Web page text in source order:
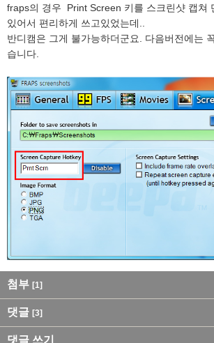
fraps의 경우 Print Screen 키를 스크린샷 캡쳐
있어서 편리하게 쓰고있었는데..
반디캠은 그게 불가능하더군요. 다음버전에는
습니다.
첨부 [1]
댓글 [3]
댓글 쓰기